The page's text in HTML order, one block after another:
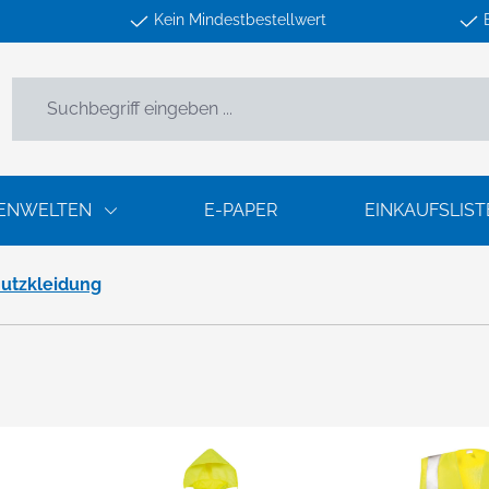
Kein Mindestbestellwert
E-PAPER